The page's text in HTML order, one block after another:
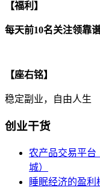
【福利】
每天前10名关注领靠
【座右铭】
稳定副业，自由人生
创业干货
农产品交易平台
城）
睡眠经济的盈利